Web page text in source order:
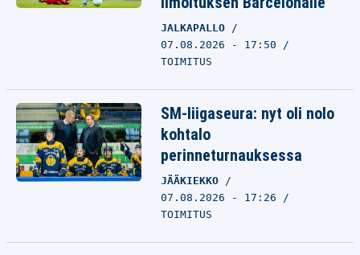
JALKAPALLO
07.08.2026 - 17:50
TOIMITUS
SM-liigaseura: nyt oli nolo
kohtalo
perinneturnauksessa
JÄÄKIEKKO
07.08.2026 - 17:26
TOIMITUS